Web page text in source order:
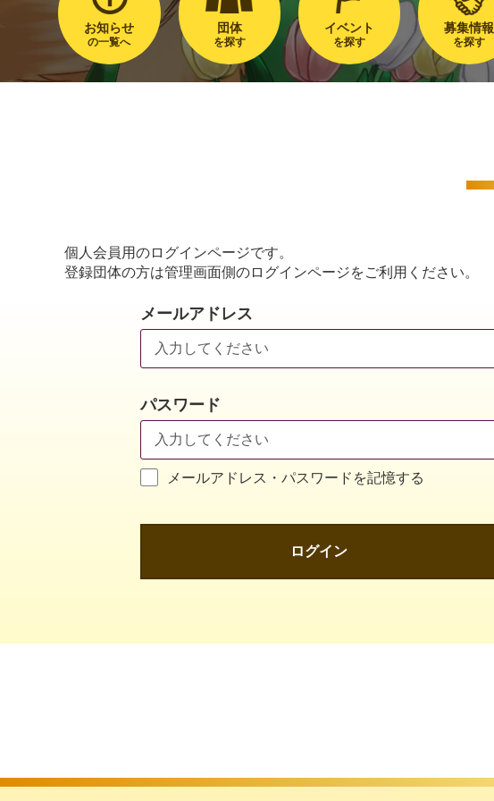
お知らせ
の一覧へ
団体
を探す
イベント
を探す
募集情報
を探す
個人会員用のログインページです。
登録団体の方は管理画面側のログインページをご利用ください。
メールアドレス
パスワード
メールアドレス・パスワードを記憶する
ログイン